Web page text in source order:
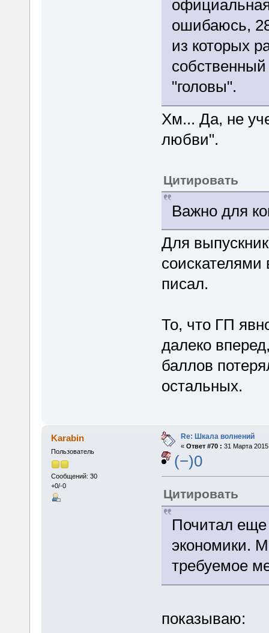
ошибаюсь,
из которых
"головы".
Хм... Да, не
любви".
Цитировать
Важно для
Для
соискателями
писал.
То, что ГП
далеко
баллов
остальных.
Karabin
Пользователь
Сообщений: 30
+0/-0
Re: Шкала волнений
« Ответ #70 : 31 Марта
(−)0
Цитировать
Почитал
экономики.
требуемое
показываю: